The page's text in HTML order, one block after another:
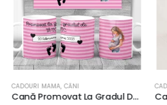
Cană Promovat La Gradul De Tătic #2, rezistentă la maşina de spălat vase, 350ml
CADOURI MAMA ,
Cană I Love You Mom, rezistentă la maşina de spălat vase, 350ml